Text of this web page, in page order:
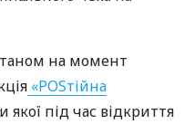
на момент
«POSтійна
якої під час відкриття